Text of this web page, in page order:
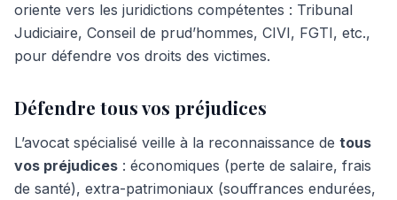
oriente vers les juridictions compétentes : Tribunal
Judiciaire, Conseil de prud’hommes, CIVI, FGTI, etc.,
pour défendre vos droits des victimes.
Défendre tous vos préjudices
L’avocat spécialisé veille à la reconnaissance de tous
vos préjudices : économiques (perte de salaire, frais
de santé), extra-patrimoniaux (souffrances endurées,